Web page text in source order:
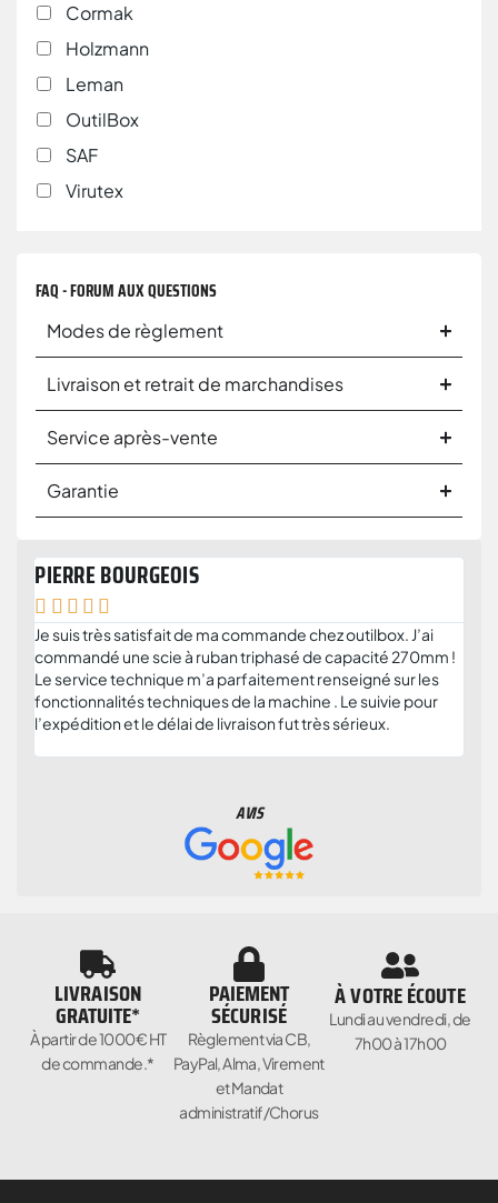
Cormak
Holzmann
Leman
OutilBox
SAF
Virutex
FAQ - FORUM AUX QUESTIONS
Modes de règlement
Livraison et retrait de marchandises
Service après-vente
Garantie
PIERRE BOURGEOIS
    
Je suis très satisfait de ma commande chez outilbox. J’ai
commandé une scie à ruban triphasé de capacité 270mm !
Le service technique m’a parfaitement renseigné sur les
fonctionnalités techniques de la machine . Le suivie pour
l’expédition et le délai de livraison fut très sérieux.
AVIS
LIVRAISON
GRATUITE*
À partir de 1000€ HT
de commande.*
PAIEMENT
SÉCURISÉ
Règlement via CB,
PayPal, Alma, Virement
et Mandat
administratif/Chorus
À VOTRE ÉCOUTE
Lundi au vendredi, de
7h00 à 17h00